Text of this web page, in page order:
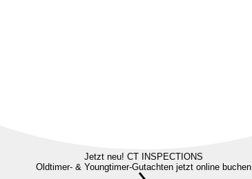
Jetzt neu! CT INSPECTIONS
Oldtimer- & Youngtimer-Gutachten jetzt online buchen